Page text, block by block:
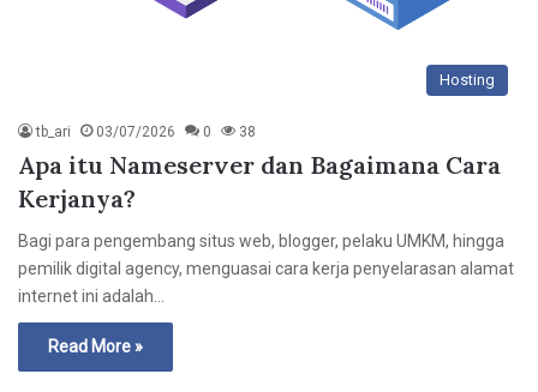
Hosting
tb_ari 03/07/2026 0 38
Apa itu Nameserver dan Bagaimana Cara
Kerjanya?
Bagi para pengembang situs web, blogger, pelaku UMKM, hingga
pemilik digital agency, menguasai cara kerja penyelarasan alamat
internet ini adalah…
Read More »